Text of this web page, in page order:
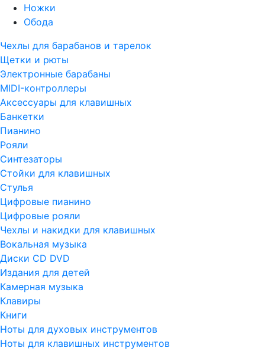
Ножки
Обода
Чехлы для барабанов и тарелок
Щетки и рюты
Электронные барабаны
MIDI-контроллеры
Аксессуары для клавишных
Банкетки
Пианино
Рояли
Синтезаторы
Стойки для клавишных
Стулья
Цифровые пианино
Цифровые рояли
Чехлы и накидки для клавишных
Вокальная музыка
Диски CD DVD
Издания для детей
Камерная музыка
Клавиры
Книги
Ноты для духовых инструментов
Ноты для клавишных инструментов